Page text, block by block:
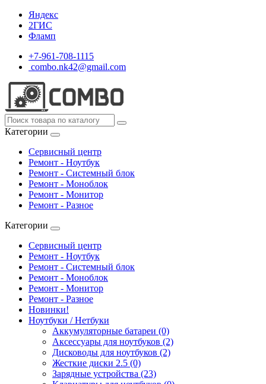
Яндекс
2ГИС
Фламп
+7-961-708-1115
combo.nk42@gmail.com
Категории
Сервисный центр
Ремонт - Ноутбук
Ремонт - Системный блок
Ремонт - Моноблок
Ремонт - Монитор
Ремонт - Разное
Категории
Сервисный центр
Ремонт - Ноутбук
Ремонт - Системный блок
Ремонт - Моноблок
Ремонт - Монитор
Ремонт - Разное
Новинки!
Ноутбуки / Нетбуки
Аккумуляторные батареи (0)
Аксессуары для ноутбуков (2)
Дисководы для ноутбуков (2)
Жесткие диски 2.5 (0)
Зарядные устройства (23)